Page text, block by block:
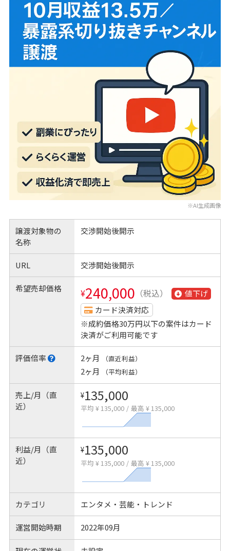
※AI生成画像
譲渡対象物の
名称
交渉開始後開示
URL 交渉開始後開示
希望売却価格 ¥240,000 （税込）
値下げ
カード決済対応
※成約価格30万円以下の案件はカード
決済がご利用可能です
評価倍率 2ヶ月 （直近利益）
2ヶ月 （平均利益）
売上/月（直
近）
¥135,000
平均 ¥ 135,000 / 最高 ¥ 135,000
利益/月（直
近）
¥135,000
平均 ¥ 135,000 / 最高 ¥ 135,000
カテゴリ エンタメ・芸能・トレンド
運営開始時期 2022年09月